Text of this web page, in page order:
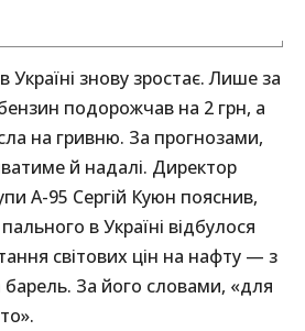
Україні знову зростає. Лише за
подорожчав на 2 грн, а
на гривню. За прогнозами,
й надалі. Директор
А-95 Сергій Куюн пояснив,
в Україні відбулося
світових цін на нафту — з
барель. За його словами, «для